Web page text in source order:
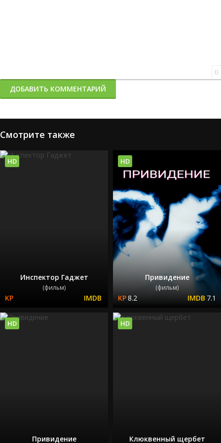
0
ДОБАВИТЬ КОММЕНТАРИЙ
Смотрите также
Инспектор Гаджет
(фильм)
HD
Привидение
(фильм)
8.2 7.1
HD
Привидение
HD
Клюквенный щербет
HD